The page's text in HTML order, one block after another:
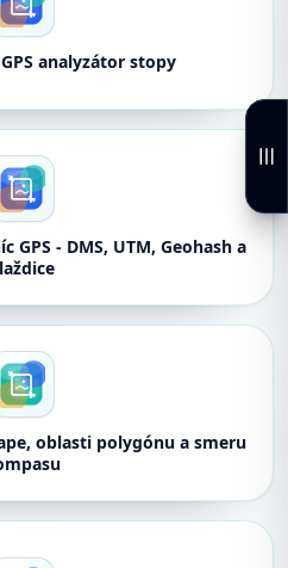
GPS analyzátor stopy
- DMS, UTM, Geohash a
oblasti polygónu a smeru